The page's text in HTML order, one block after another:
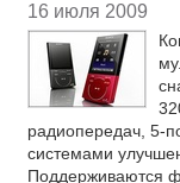
16 июля 2009
радиопередач, 5-
системами
Поддерживаются